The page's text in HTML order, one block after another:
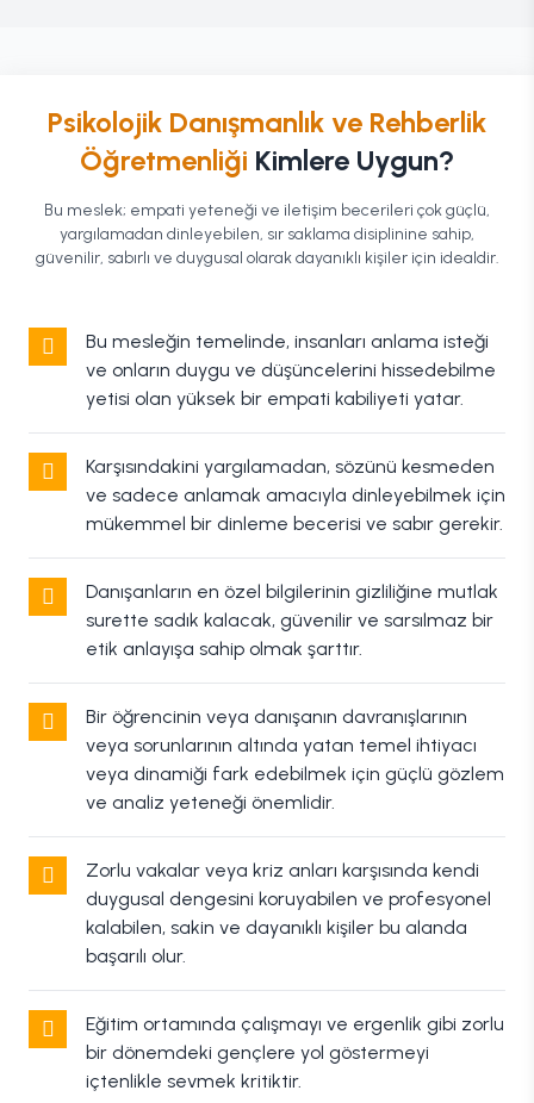
Psikolojik Danışmanlık ve Rehberlik
Öğretmenliği Kimlere Uygun?
Bu meslek; empati yeteneği ve iletişim becerileri çok güçlü,
yargılamadan dinleyebilen, sır saklama disiplinine sahip,
güvenilir, sabırlı ve duygusal olarak dayanıklı kişiler için idealdir.
Bu mesleğin temelinde, insanları anlama isteği
ve onların duygu ve düşüncelerini hissedebilme
yetisi olan yüksek bir empati kabiliyeti yatar.
Karşısındakini yargılamadan, sözünü kesmeden
ve sadece anlamak amacıyla dinleyebilmek için
mükemmel bir dinleme becerisi ve sabır gerekir.
Danışanların en özel bilgilerinin gizliliğine mutlak
surette sadık kalacak, güvenilir ve sarsılmaz bir
etik anlayışa sahip olmak şarttır.
Bir öğrencinin veya danışanın davranışlarının
veya sorunlarının altında yatan temel ihtiyacı
veya dinamiği fark edebilmek için güçlü gözlem
ve analiz yeteneği önemlidir.
Zorlu vakalar veya kriz anları karşısında kendi
duygusal dengesini koruyabilen ve profesyonel
kalabilen, sakin ve dayanıklı kişiler bu alanda
başarılı olur.
Eğitim ortamında çalışmayı ve ergenlik gibi zorlu
bir dönemdeki gençlere yol göstermeyi
içtenlikle sevmek kritiktir.